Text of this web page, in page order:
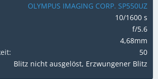
OLYMPUS IMAGING CORP. SP550UZ
10/1600 s
f/5.6
4,68mm
50
Blitz nicht ausgelöst, Erzwungener Blitz